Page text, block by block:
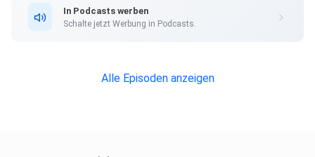
In Podcasts werben
Schalte jetzt Werbung in Podcasts.
Alle Episoden anzeigen